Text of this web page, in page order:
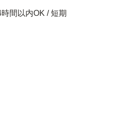
間以内OK / 短期